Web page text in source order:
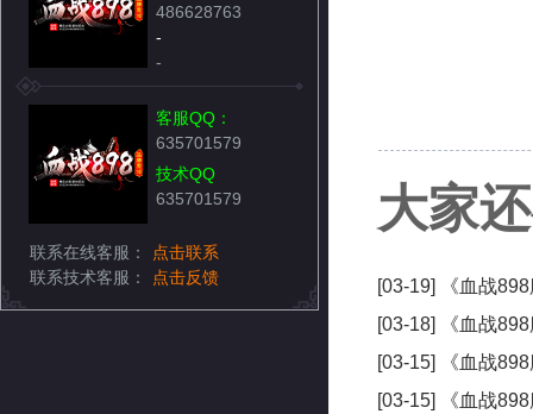
大家
[03-19]
《血战
[03-18]
《血战
[03-15]
《血战
[03-15]
《血战
486628763
-
-
客服QQ：
635701579
技术QQ
635701579
联系在线客服：
点击联系
联系技术客服：
点击反馈